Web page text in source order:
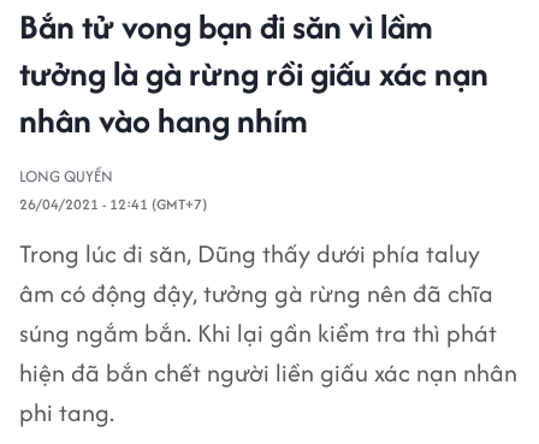
Bắn tử vong bạn đi săn vì lầm
tưởng là gà rừng rồi giấu xác nạn
nhân vào hang nhím
LONG QUYỀN
26/04/2021 - 12:41 (GMT+7)
Trong lúc đi săn, Dũng thấy dưới phía taluy
âm có động đậy, tưởng gà rừng nên đã chĩa
súng ngắm bắn. Khi lại gần kiểm tra thì phát
hiện đã bắn chết người liền giấu xác nạn nhân
phi tang.